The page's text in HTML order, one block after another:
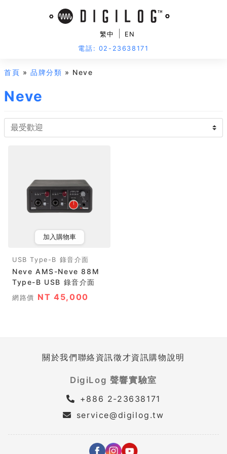
繁中
EN
電話: 02-23638171
首頁 »品牌分類 » Neve
Neve
加入購物車
USB Type-B 錄音介面
Neve AMS-Neve 88M
Type-B USB 錄音介面
網路價 NT 45,000
關於我們聯絡資訊徵才資訊購物說明
DigiLog 聲響實驗室
+886 2-23638171
service@digilog.tw